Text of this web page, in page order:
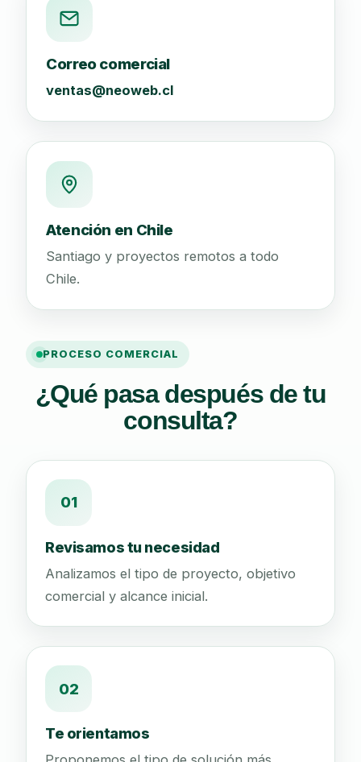
Correo comercial
ventas@neoweb.cl
Atención en Chile
Santiago y proyectos remotos a todo
Chile.
PROCESO COMERCIAL
¿Qué pasa después de tu
consulta?
01
Revisamos tu necesidad
Analizamos el tipo de proyecto, objetivo
comercial y alcance inicial.
02
Te orientamos